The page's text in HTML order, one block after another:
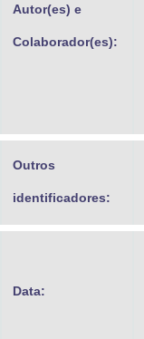
Autor(es) e
Colaborador(es):
Outros
identificadores:
Data: